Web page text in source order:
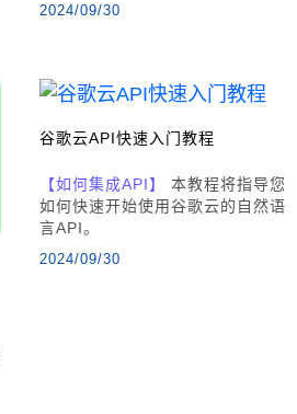
2024/09/30
谷歌云API快速入门教程
【如何集成API】
本教程将指导您
如何快速开始使用谷歌云的自然语
言API。
2024/09/30